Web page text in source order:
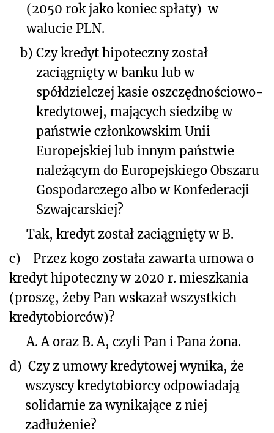
(2050 rok jako koniec spłaty) w
walucie PLN.
b) Czy kredyt hipoteczny został
zaciągnięty w banku lub w
spółdzielczej kasie oszczędnościowo-
kredytowej, mających siedzibę w
państwie członkowskim Unii
Europejskiej lub innym państwie
należącym do Europejskiego Obszaru
Gospodarczego albo w Konfederacji
Szwajcarskiej?
Tak, kredyt został zaciągnięty w B.
c)
Przez kogo została zawarta umowa o
kredyt hipoteczny w 2020 r. mieszkania
(proszę, żeby Pan wskazał wszystkich
kredytobiorców)?
A. A oraz B. A, czyli Pan i Pana żona.
d) Czy z umowy kredytowej wynika, że
wszyscy kredytobiorcy odpowiadają
solidarnie za wynikające z niej
zadłużenie?